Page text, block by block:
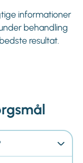
informationer
behandling
resultat.